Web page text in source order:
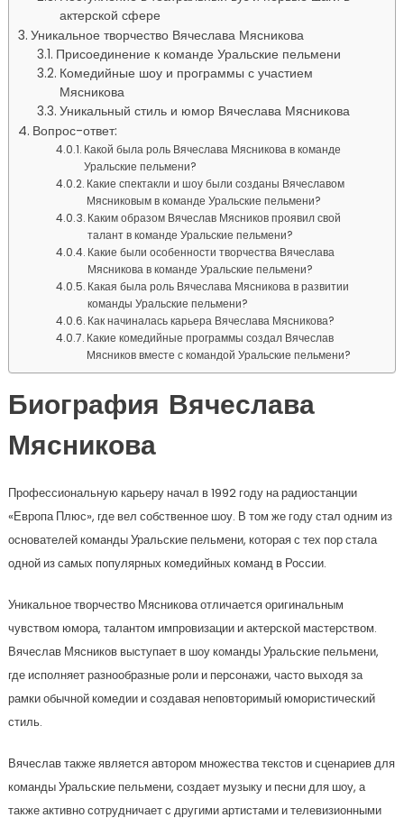
актерской сфере
Уникальное творчество Вячеслава Мясникова
Присоединение к команде Уральские пельмени
Комедийные шоу и программы с участием
Мясникова
Уникальный стиль и юмор Вячеслава Мясникова
Вопрос-ответ:
Какой была роль Вячеслава Мясникова в команде
Уральские пельмени?
Какие спектакли и шоу были созданы Вячеславом
Мясниковым в команде Уральские пельмени?
Каким образом Вячеслав Мясников проявил свой
талант в команде Уральские пельмени?
Какие были особенности творчества Вячеслава
Мясникова в команде Уральские пельмени?
Какая была роль Вячеслава Мясникова в развитии
команды Уральские пельмени?
Как начиналась карьера Вячеслава Мясникова?
Какие комедийные программы создал Вячеслав
Мясников вместе с командой Уральские пельмени?
Биография Вячеслава
Мясникова
Профессиональную карьеру начал в 1992 году на радиостанции
«Европа Плюс», где вел собственное шоу. В том же году стал одним из
основателей команды Уральские пельмени, которая с тех пор стала
одной из самых популярных комедийных команд в России.
Уникальное творчество Мясникова отличается оригинальным
чувством юмора, талантом импровизации и актерской мастерством.
Вячеслав Мясников выступает в шоу команды Уральские пельмени,
где исполняет разнообразные роли и персонажи, часто выходя за
рамки обычной комедии и создавая неповторимый юмористический
стиль.
Вячеслав также является автором множества текстов и сценариев для
команды Уральские пельмени, создает музыку и песни для шоу, а
также активно сотрудничает с другими артистами и телевизионными